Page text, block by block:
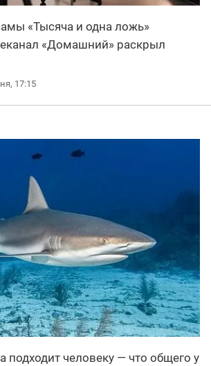
«Тысяча и одна ложь»
«Домашний» раскрыл
17:15
подходит человеку — что общего у